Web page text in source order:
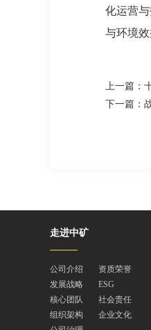
化运营
与环境
走进中矿
公司介绍
发展战略
核心团队
组织架构
资质荣誉
ESG
社会责任
企业文化